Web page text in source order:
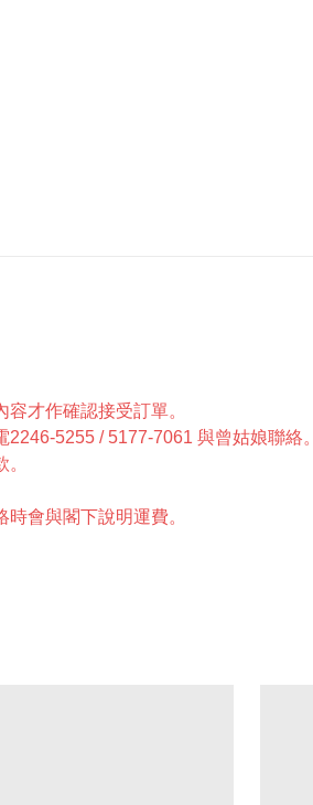
才作確認接受訂單。
5255 / 5177-7061 與曾姑娘聯絡。
會與閣下說明運費。